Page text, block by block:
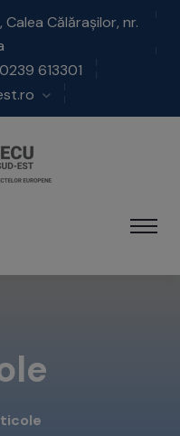
Calea Călărașilor, nr.
0239 613301